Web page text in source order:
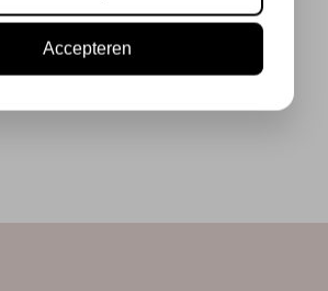
Accepteren